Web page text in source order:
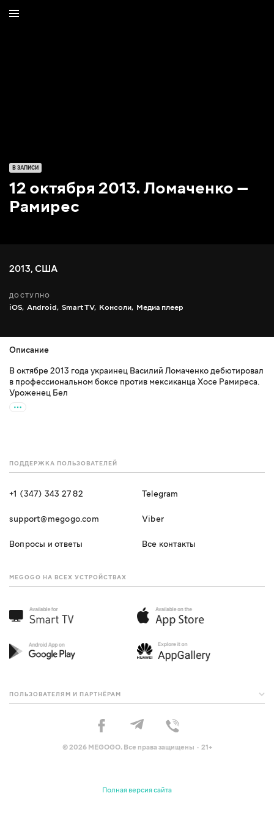
В ЗАПИСИ
12 октября 2013. Ломаченко —
Рамирес
2013, США
ДОСТУПНО
iOS, Android, Smart TV, Консоли, Медиа плеер
Описание
В октябре 2013 года украинец Василий Ломаченко дебютировал
в профессиональном боксе против мексиканца Хосе Рамиреса.
Уроженец Бел
ПОДДЕРЖКА ПОЛЬЗОВАТЕЛЕЙ
+1 (347) 343 27 82
support@megogo.com
Вопросы и ответы
Telegram
Viber
Все контакты
MEGOGO НА ВСЕХ УСТРОЙСТВАХ
ПОЛЬЗОВАТЕЛЯМ И ПАРТНЁРАМ
© 2026 MEGOGO. Все права защищены · 21+
Полная версия сайта